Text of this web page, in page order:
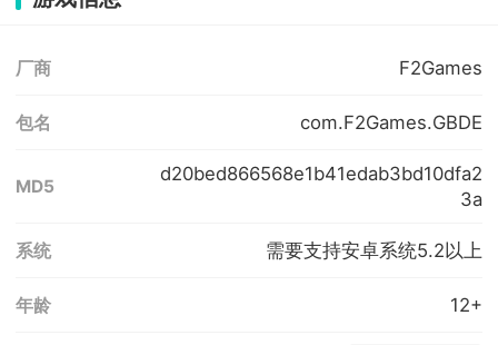
厂商 F2Games
包名 com.F2Games.GBDE
MD5
d20bed866568e1b41edab3bd10dfa2
3a
系统 需要支持安卓系统5.2以上
年龄 12+